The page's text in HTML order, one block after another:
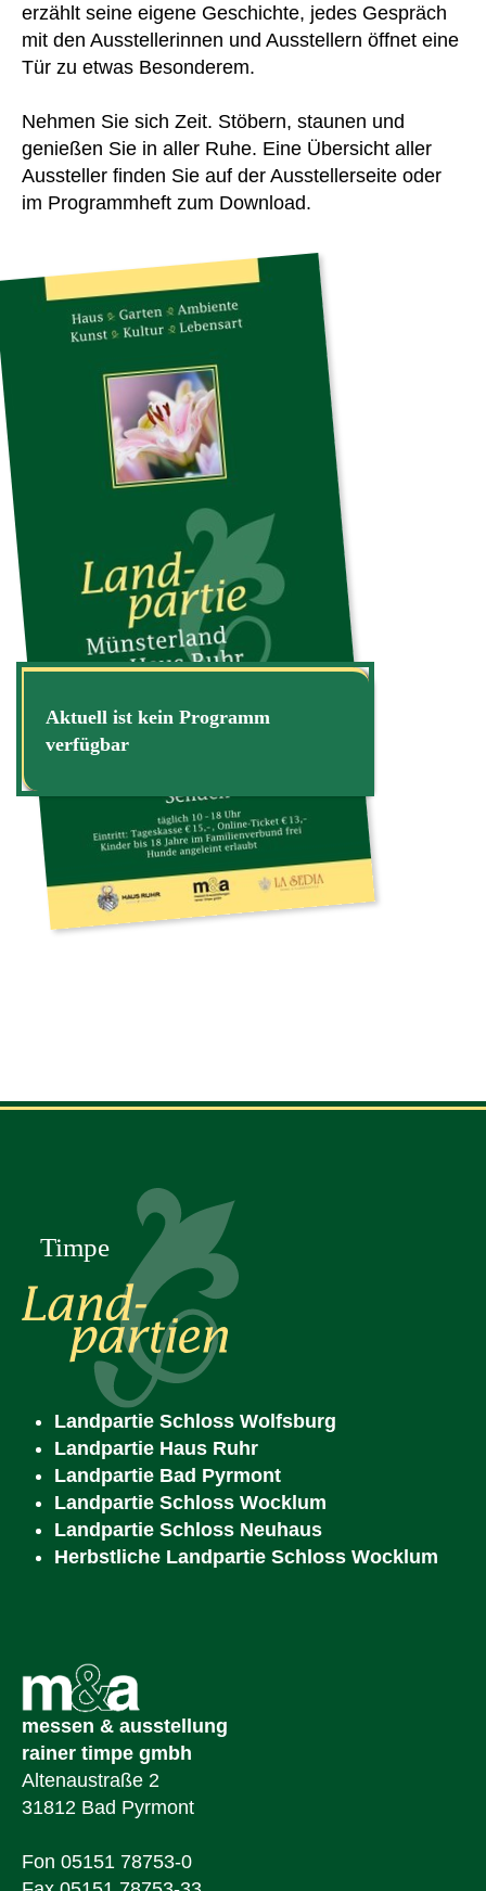
erzählt seine eigene Geschichte, jedes Gespräch
mit den Ausstellerinnen und Ausstellern öffnet eine
Tür zu etwas Besonderem.
Nehmen Sie sich Zeit. Stöbern, staunen und
genießen Sie in aller Ruhe. Eine Übersicht aller
Aussteller finden Sie auf der Ausstellerseite oder
im Programmheft zum Download.
Aktuell ist kein Programm
verfügbar
messen & ausstellung
rainer timpe gmbh
Altenaustraße 2
31812 Bad Pyrmont
Fon 05151 78753-0
Landpartie Schloss Wolfsburg
Landpartie Haus Ruhr
Landpartie Bad Pyrmont
Landpartie Schloss Wocklum
Landpartie Schloss Neuhaus
Herbstliche Landpartie Schloss Wocklum